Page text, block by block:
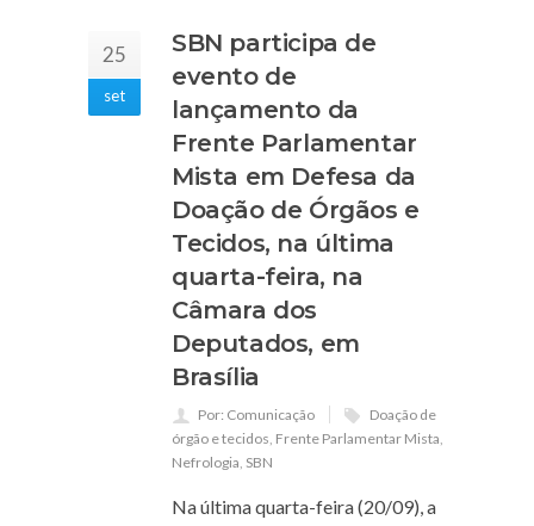
25
set
SBN participa de
evento de
lançamento da
Frente Parlamentar
Mista em Defesa da
Doação de Órgãos e
Tecidos, na última
quarta-feira, na
Câmara dos
Deputados, em
Brasília
Por: Comunicação
Doação de
órgão e tecidos, Frente Parlamentar Mista,
Nefrologia, SBN
Na última quarta-feira (20/09), a